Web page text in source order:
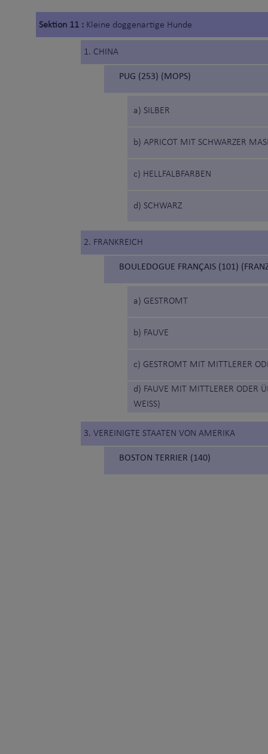
Sektion 11 : Kleine doggenartige Hunde
1. CHINA
PUG (253) (MOPS)
a) SILBER
b) APRICOT MIT SCHWARZER
c) HELLFALBFARBEN
d) SCHWARZ
2. FRANKREICH
BOULEDOGUE FRANÇAIS (101)
a) GESTROMT
b) FAUVE
c) GESTROMT MIT MITTLERER
d) FAUVE MIT MITTLERER ODER
WEISS)
3. VEREINIGTE STAATEN VON AMERIKA
BOSTON TERRIER (140)